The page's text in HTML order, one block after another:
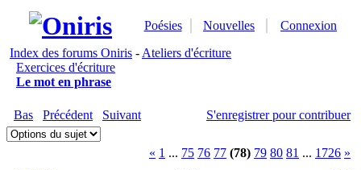
Poésies Nouvelles
Connexion
Index des forums Oniris - Ateliers d'écriture
Exercices d'écriture
Le mot en phrase
Bas Précédent Suivant S'enregistrer pour contribuer
« 1 ... 75 76 77 (78) 79 80 81 ... 1726 »